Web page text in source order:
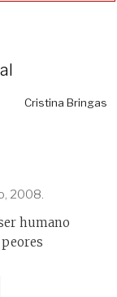
Cristina Bringas
2008.
humano